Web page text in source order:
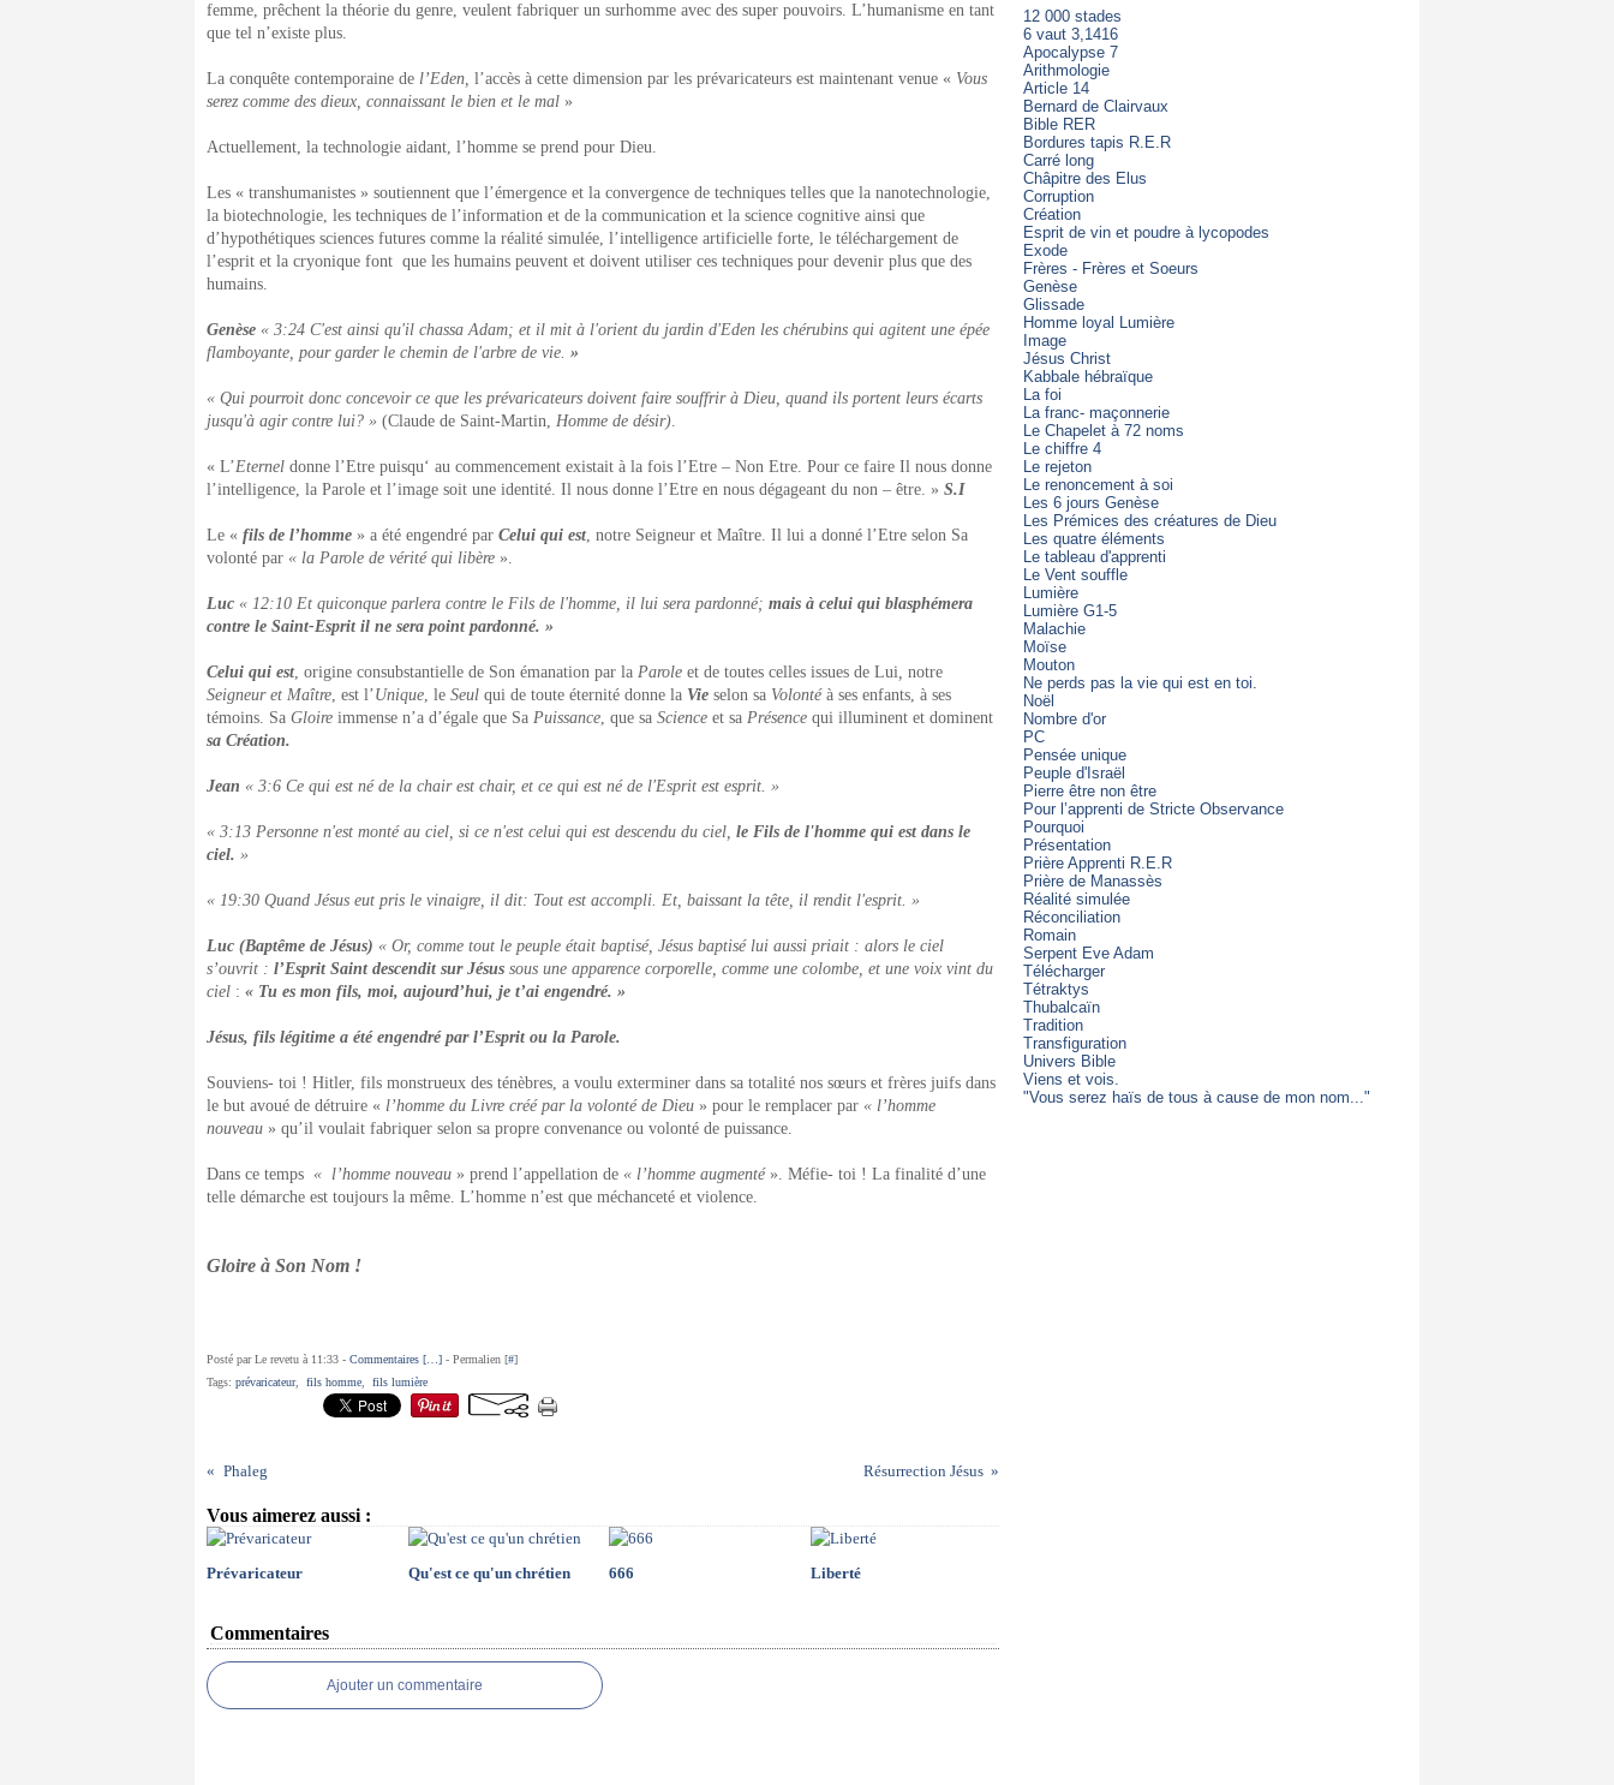
femme, prêchent la théorie du genre, veulent fabriquer un surhomme avec des super pouvoirs. L’humanisme en tant
que tel n’existe plus.
La conquête contemporaine de l’Eden, l’accès à cette dimension par les prévaricateurs est maintenant venue « Vous
serez comme des dieux, connaissant le bien et le mal »
Actuellement, la technologie aidant, l’homme se prend pour Dieu.
Les « transhumanistes » soutiennent que l’émergence et la convergence de techniques telles que la nanotechnologie,
la biotechnologie, les techniques de l’information et de la communication et la science cognitive ainsi que
d’hypothétiques sciences futures comme la réalité simulée, l’intelligence artificielle forte, le téléchargement de
l’esprit et la cryonique font que les humains peuvent et doivent utiliser ces techniques pour devenir plus que des
humains.
Genèse « 3:24 C'est ainsi qu'il chassa Adam; et il mit à l'orient du jardin d'Eden les chérubins qui agitent une épée
flamboyante, pour garder le chemin de l'arbre de vie. »
« Qui pourroit donc concevoir ce que les prévaricateurs doivent faire souffrir à Dieu, quand ils portent leurs écarts
jusqu'à agir contre lui? » (Claude de Saint-Martin, Homme de désir).
« L’Eternel donne l’Etre puisqu‘ au commencement existait à la fois l’Etre – Non Etre. Pour ce faire Il nous donne
l’intelligence, la Parole et l’image soit une identité. Il nous donne l’Etre en nous dégageant du non – être. » S.I
Le « fils de l’homme » a été engendré par Celui qui est, notre Seigneur et Maître. Il lui a donné l’Etre selon Sa
volonté par « la Parole de vérité qui libère ».
Luc « 12:10 Et quiconque parlera contre le Fils de l'homme, il lui sera pardonné; mais à celui qui blasphémera
contre le Saint-Esprit il ne sera point pardonné. »
Celui qui est, origine consubstantielle de Son émanation par la Parole et de toutes celles issues de Lui, notre
Seigneur et Maître, est l’Unique, le Seul qui de toute éternité donne la Vie selon sa Volonté à ses enfants, à ses
témoins. Sa Gloire immense n’a d’égale que Sa Puissance, que sa Science et sa Présence qui illuminent et dominent
sa Création.
Jean « 3:6 Ce qui est né de la chair est chair, et ce qui est né de l'Esprit est esprit. »
« 3:13 Personne n'est monté au ciel, si ce n'est celui qui est descendu du ciel, le Fils de l'homme qui est dans le
ciel. »
« 19:30 Quand Jésus eut pris le vinaigre, il dit: Tout est accompli. Et, baissant la tête, il rendit l'esprit. »
Luc (Baptême de Jésus) « Or, comme tout le peuple était baptisé, Jésus baptisé lui aussi priait : alors le ciel
s’ouvrit : l’Esprit Saint descendit sur Jésus sous une apparence corporelle, comme une colombe, et une voix vint du
ciel : « Tu es mon fils, moi, aujourd’hui, je t’ai engendré. »
Jésus, fils légitime a été engendré par l’Esprit ou la Parole.
Souviens- toi ! Hitler, fils monstrueux des ténèbres, a voulu exterminer dans sa totalité nos sœurs et frères juifs dans
le but avoué de détruire « l’homme du Livre créé par la volonté de Dieu » pour le remplacer par « l’homme
nouveau » qu’il voulait fabriquer selon sa propre convenance ou volonté de puissance.
Dans ce temps « l’homme nouveau » prend l’appellation de « l’homme augmenté». Méfie- toi ! La finalité d’une
telle démarche est toujours la même. L’homme n’est que méchanceté et violence.
Gloire à Son Nom !
Posté par Le revetu à 11:33 - Commentaires [ ] - Permalien [#]
Tags: prévaricateur, fils homme fils lumière
Phaleg Résurrection Jésus
Vous aimerez aussi :
Prévaricateur Qu'est ce qu'un chrétien 666 Liberté
Commentaires
Ajouter un commentaire
12 000 stades
6 vaut 3,1416
Apocalypse 7
Arithmologie
Article 14
Bernard de Clairvaux
Bible RER
Bordures tapis R.E.R
Carré long
Châpitre des Elus
Corruption
Création
Esprit de vin et poudre à lycopodes
Exode
Frères - Frères et Soeurs
Genèse
Glissade
Homme loyal Lumière
Image
Jésus Christ
Kabbale hébraïque
La foi
La franc- maçonnerie
Le Chapelet à 72 noms
Le chiffre 4
Le rejeton
Le renoncement à soi
Les 6 jours Genèse
Les Prémices des créatures de Dieu
Les quatre éléments
Le tableau d'apprenti
Le Vent souffle
Lumière
Lumière G1-5
Malachie
Moïse
Mouton
Ne perds pas la vie qui est en toi.
Noël
Nombre d'or
PC
Pensée unique
Peuple d'Israël
Pierre être non être
Pour l’apprenti de Stricte Observance
Pourquoi
Présentation
Prière Apprenti R.E.R
Prière de Manassès
Réalité simulée
Réconciliation
Romain
Serpent Eve Adam
Télécharger
Tétraktys
Thubalcaïn
Tradition
Transfiguration
Univers Bible
Viens et vois.
"Vous serez haïs de tous à cause de mon nom..."